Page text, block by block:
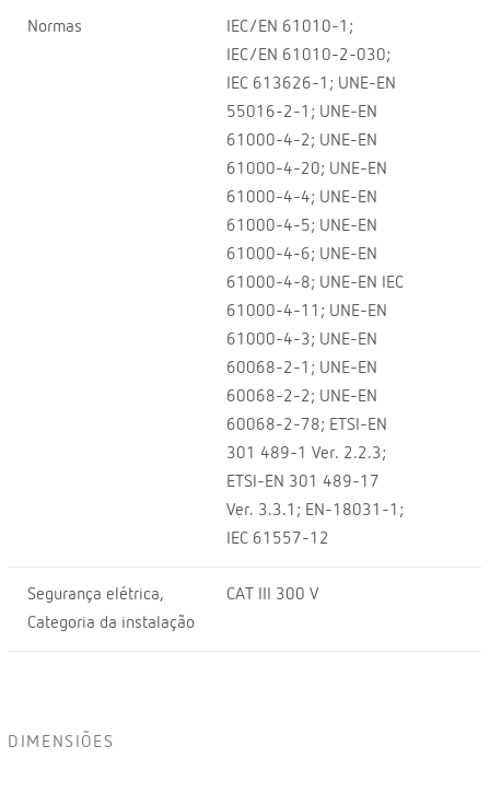
Normas
IEC/EN 61010-1;
IEC/EN 61010-2-030;
IEC 613626-1; UNE-EN
55016-2-1; UNE-EN
61000-4-2; UNE-EN
61000-4-20; UNE-EN
61000-4-4; UNE-EN
61000-4-5; UNE-EN
61000-4-6; UNE-EN
61000-4-8; UNE-EN IEC
61000-4-11; UNE-EN
61000-4-3; UNE-EN
60068-2-1; UNE-EN
60068-2-2; UNE-EN
60068-2-78; ETSI-EN
301 489-1 Ver. 2.2.3;
ETSI-EN 301 489-17
Ver. 3.3.1; EN-18031-1;
IEC 61557-12
Segurança elétrica,
Categoria da instalação
CAT III 300 V
DIMENSIÕES